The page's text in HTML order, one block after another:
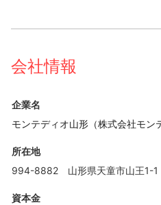
会社情報
企業名
モンテディオ山形（株式会社モン
所在地
994-8882 山形県天童市山王1-1
資本金